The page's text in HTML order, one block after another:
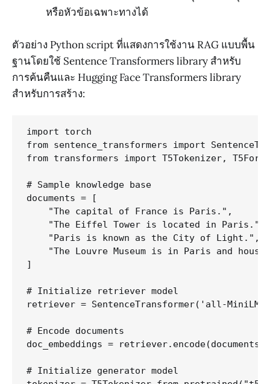
หรือหัวข้อเฉพาะทางได้
ตัวอย่าง Python script ที่แสดงการใช้งาน RAG แบบพื้น
ฐานโดยใช้ Sentence Transformers library สำหรับ
การค้นคืนและ Hugging Face Transformers library
สำหรับการสร้าง:
import torch
from sentence_transformers import
from transformers import T5Tokenizer,
# Sample knowledge base
documents = [
    "The capital of France is Paris.",
    "The Eiffel Tower is located in Paris.",
    "Paris is known as the City of Light.",
"The Louvre Museum is in Paris and
]
# Initialize retriever model
retriever = SentenceTransformer('all-MiniLM-
# Encode documents
doc_embeddings =
# Initialize generator model